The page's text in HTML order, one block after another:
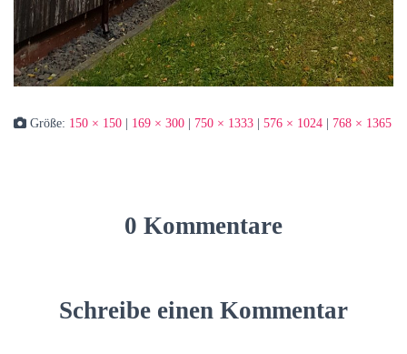
Größe: 150 × 150 169 × 300 750 × 1333 576 × 1024 768 × 1365
0 Kommentare
Schreibe einen Kommentar